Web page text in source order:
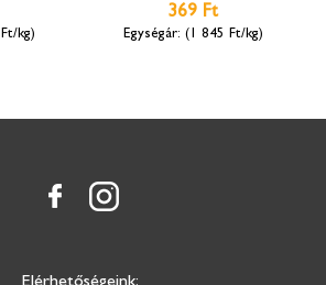
kg)
369 Ft
(1 845 Ft/kg)
Elérhetőségeink: